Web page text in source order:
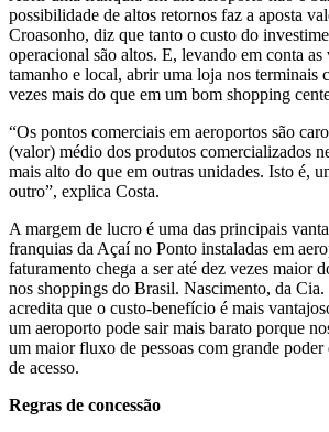
possibilidade de altos retornos faz a aposta
Croasonho, diz que tanto o custo do
operacional são altos. E, levando em conta as
tamanho e local, abrir uma loja nos terminais
vezes mais do que em um bom shopping
“Os pontos comerciais em aeroportos são
(valor) médio dos produtos comercializados
mais alto do que em outras unidades. Isto é,
outro”, explica Costa.
A margem de lucro é uma das principais
franquias da Açaí no Ponto instaladas em
faturamento chega a ser até dez vezes maior
nos shoppings do Brasil. Nascimento, da
acredita que o custo-benefício é mais
um aeroporto pode sair mais barato porque
um maior fluxo de pessoas com grande
de acesso.
Regras de concessão